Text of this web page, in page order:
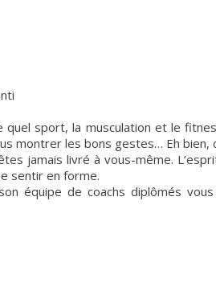
quel sport, la musculation et le
montrer les bons gestes… Eh bien,
jamais livré à vous-même.
sentir en forme.
équipe de coachs diplômés